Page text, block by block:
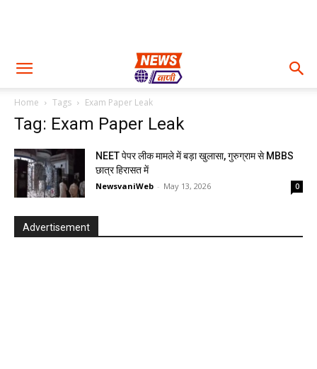
Home Tags Exam Paper Leak
Tag: Exam Paper Leak
NEET पेपर लीक मामले में बड़ा खुलासा, गुरुग्राम से MBBS
छात्र हिरासत में
NewsvaniWeb - May 13, 2026 0
Advertisement